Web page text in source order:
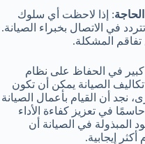
: إذا لاحظت أي سلوك
في الاتصال بخبراء الصيانة.
تفاقم المشكلة.
في الحفاظ على نظام
تكاليف الصيانة يمكن أن تكون
نجد أن القيام بأعمال الصيانة
في تعزيز كفاءة الأداء
المبذولة في الصيانة أن
إيجابية.